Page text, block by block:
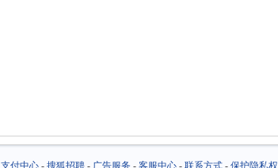
支付中心- 搜狐招聘- 广告服务- 客服中心- 联系方式- 保护隐私权